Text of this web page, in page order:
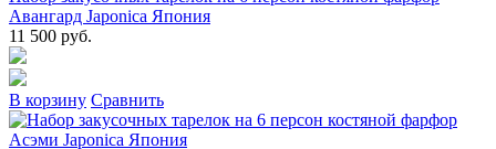
Авангард Japonica Япония
11 500 руб.
В коpзину Сpавнить